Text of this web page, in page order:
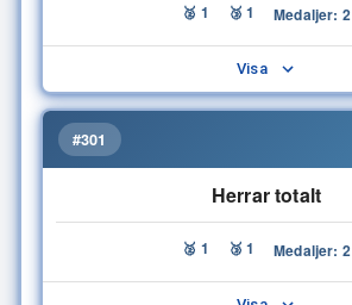
🥈 1 🥉 1 Medaljer: 2
Visa
#301
Herrar totalt
🥈 1 🥉 1 Medaljer: 2